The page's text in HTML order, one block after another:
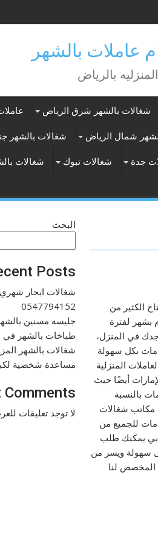
بالرياض
شغالات بالشهر شرق الرياض
شمال الرياض شغالات بالشهر
جدة شغالات تبوك شغالات
الكثير من
بشهر لفترة
في المنزل،
بكل سهولة
المنزلية
أيضًا حيث
بالنسبة
مكاتب شغالات
للجميع من
يمكنك طلب
سهولة ويسر من
المخصص لنا
البحث
Posts
شغالات ايجار
0547794152
جليسه مسنين بالشهر
طباخات بالشهر في
شغالات بالشهر المزاحمية
مساعدة شخصية لكبار
Comments
لا توجد تعليقات